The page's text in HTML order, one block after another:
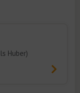
Huber)